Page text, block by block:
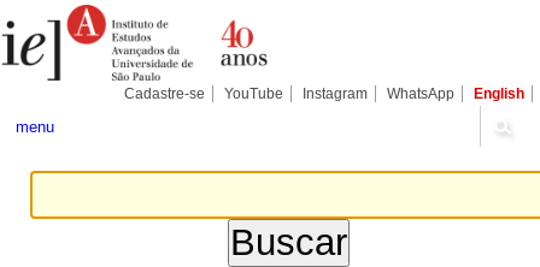
para
conteúdo.
Pessoais
Cadastre-se YouTube Instagram WhatsApp English
menu